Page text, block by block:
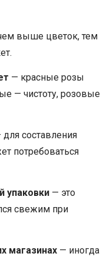
выше цветок, тем
— красные розы
— чистоту, розовые
составления
потребоваться
упаковки— это
свежим при
магазинах— иногда